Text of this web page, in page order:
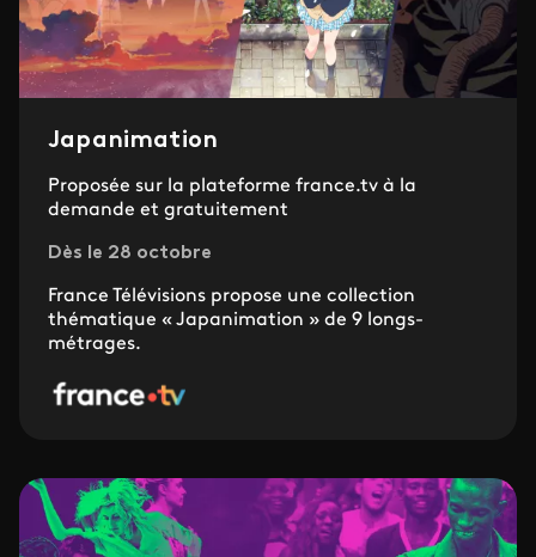
Japanimation
Proposée sur la plateforme france.tv à la
demande et gratuitement
Dès le 28 octobre
France Télévisions propose une collection
thématique « Japanimation » de 9 longs-
métrages.